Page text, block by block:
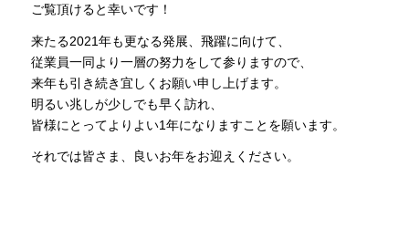
ご覧頂けると幸いです！
来たる2021年も更なる発展、飛躍に向けて、
従業員一同より一層の努力をして参りますので、
来年も引き続き宜しくお願い申し上げます。
明るい兆しが少しでも早く訪れ、
皆様にとってよりよい1年になりますことを願います。
それでは皆さま、良いお年をお迎えください。